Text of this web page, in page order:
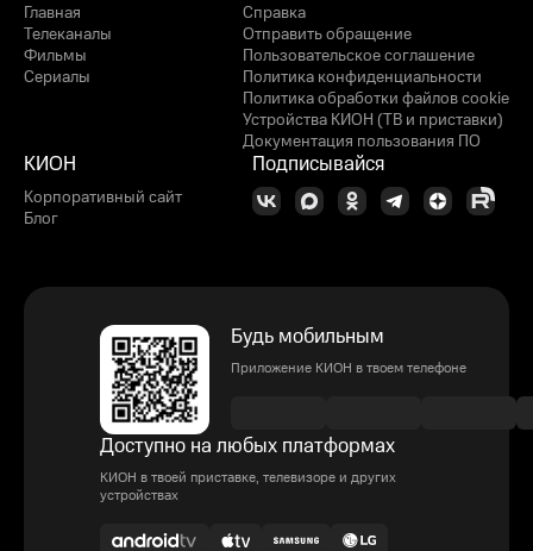
Главная
Телеканалы
Фильмы
Сериалы
Справка
Отправить обращение
Пользовательское соглашение
Политика конфиденциальности
Политика обработки файлов cookie
Устройства КИОН (ТВ и приставки)
Документация пользования ПО
КИОН
Корпоративный сайт
Блог
Подписывайся
Будь мобильным
Приложение КИОН в твоем телефоне
Доступно на любых платформах
КИОН в твоей приставке, телевизоре и других
устройствах